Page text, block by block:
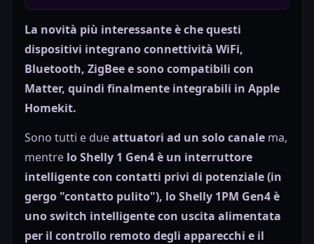
La novità più interessante è che questi
dispositivi integrano connettività WiFi,
Bluetooth, ZigBee e sono compatibili con
Matter, quindi finalmente integrabili in Apple
Homekit.
Sono tutti e dueattuatori ad un solo canale ma,
mentre loShelly 1 Gen4 è un interruttore
intelligente con contatti privi di potenziale (in
gergo "contatto pulito"), loShelly 1PM Gen4 è
uno switch intelligente con uscita alimentata
per il controllo remoto degli apparecchi e il